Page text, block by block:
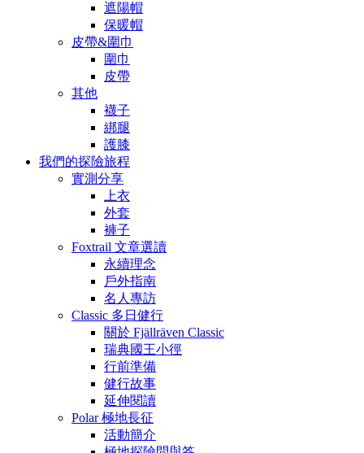
遮陽帽
保暖帽
皮帶&圍巾
圍巾
皮帶
其他
襪子
綁腿
護膝
我們的探險旅程
實測分享
上衣
外套
褲子
Foxtrail 文章選讀
永續理念
戶外指南
名人專訪
Classic 多日健行
關於 Fjällräven Classic
瑞典國王小徑
行前準備
健行故事
延伸閱讀
Polar 極地長征
活動簡介